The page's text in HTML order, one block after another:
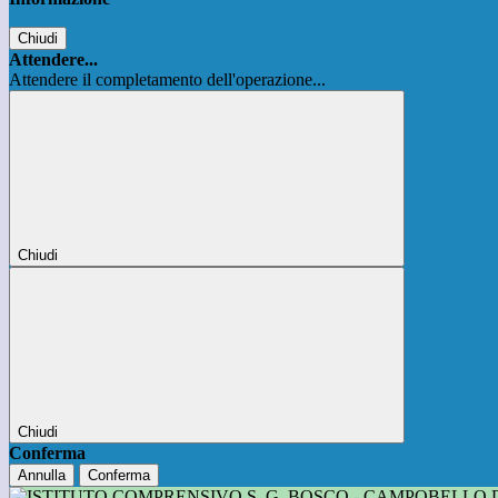
Chiudi
Attendere...
Attendere il completamento dell'operazione...
Chiudi
Chiudi
Conferma
Annulla Conferma